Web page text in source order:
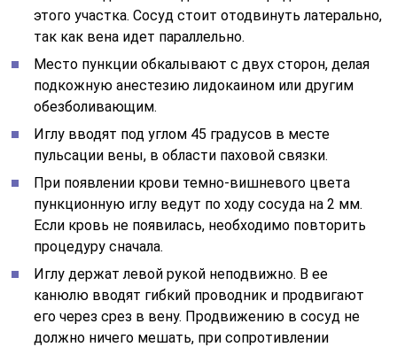
этого участка. Сосуд стоит отодвинуть латерально,
так как вена идет параллельно.
Место пункции обкалывают с двух сторон, делая
подкожную анестезию лидокаином или другим
обезболивающим.
Иглу вводят под углом 45 градусов в месте
пульсации вены, в области паховой связки.
При появлении крови темно-вишневого цвета
пункционную иглу ведут по ходу сосуда на 2 мм.
Если кровь не появилась, необходимо повторить
процедуру сначала.
Иглу держат левой рукой неподвижно. В ее
канюлю вводят гибкий проводник и продвигают
его через срез в вену. Продвижению в сосуд не
должно ничего мешать, при сопротивлении